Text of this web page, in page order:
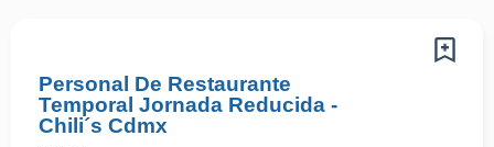
Personal De Restaurante
Temporal Jornada Reducida -
Chili´s Cdmx